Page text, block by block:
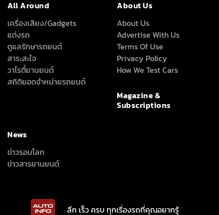
All Around
เครื่องเสียง/Gadgets
แต่งรถ
ดูแลรักษารถยนต์
สาระสะใจ
วาไรตี้ยานยนต์
สถิติยอดจำหน่ายรถยนต์
About Us
About Us
Advertise With Us
Terms Of Use
Privacy Policy
How We Test Cars
Magazine &
Subscriptions
News
ข่าวรอบโลก
ข่าวสารยานยนต์
ลึก เร็ว ครบ ทุกเรื่องรถที่คุณอยากรู้